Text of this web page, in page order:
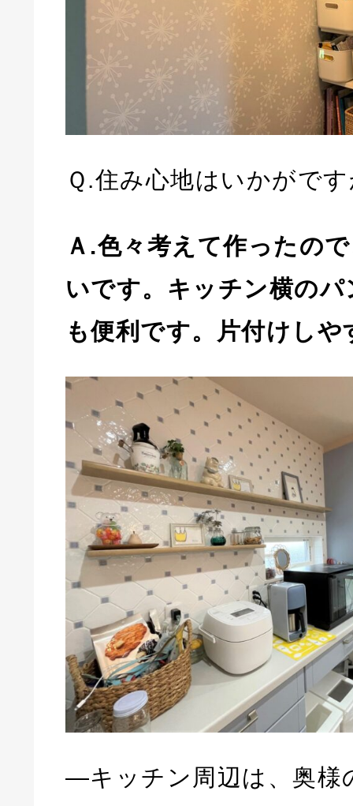
Ｑ.住み心地はいかがで
Ａ.色々考えて作ったの
いです。キッチン横の
も便利です。片付けしや
―キッチン周辺は、奥様